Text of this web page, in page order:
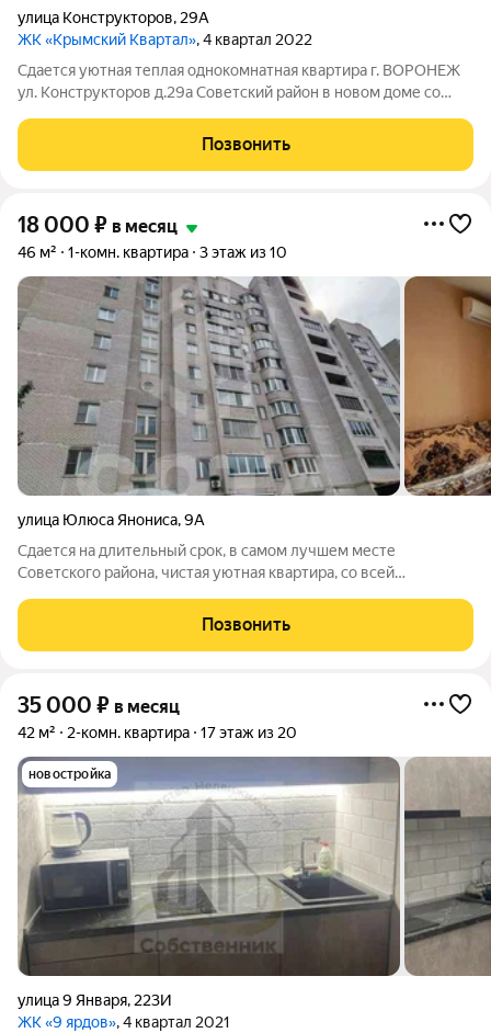
улица Конструкторов, 29А
ЖК «Крымский Квартал», 4 квартал 2022
Сдается уютная теплая однокомнатная квартира г. ВОРОНЕЖ
ул. Конструкторов д.29а Советский район в новом доме со
духoвкa, посудомойкa, тeлeвизор, cтиpальнaя машинa,
глaдилка, cушилкa, 2 подушки,
Позвонить
18 000 ₽ в месяц
46 м² 1-комн. квартира 3 этаж из 10
улица Юлюса Янониса,9А
Сдается на длительный срок, в самом лучшем месте
Советского района, чистая уютная квартира, со всей
семейной паре без животных. Современный теплый
кирпичный дом, удобный этаж, тихое место. Два
Позвонить
35 000 ₽ в месяц
42 м² 2-комн. квартира 17 этаж из 20
новостройка
улица 9 Января, 223И
ЖК «9 ярдов», 4 квартал 2021